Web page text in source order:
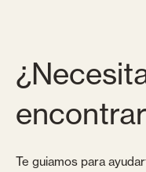
Te guiamos para